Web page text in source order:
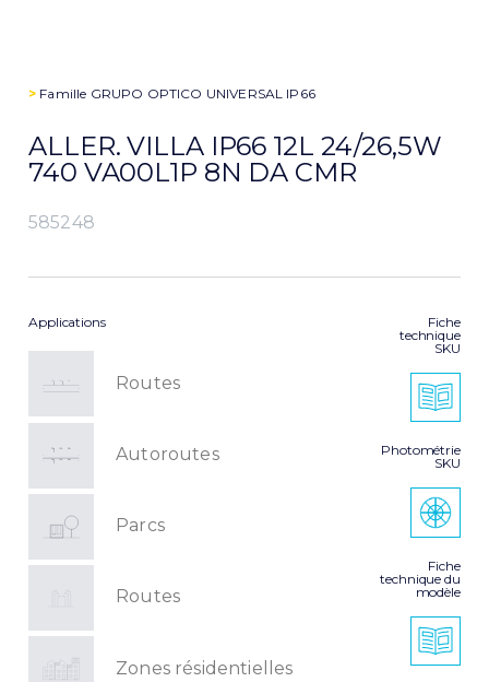
> Famille GRUPO OPTICO UNIVERSAL IP66
ALLER. VILLA IP66 12L 24/26,5W
740 VA00L1P 8N DA CMR
585248
Applications
Routes
Autoroutes
Parcs
Routes
Zones résidentielles
Fiche
technique
SKU
Photométrie
SKU
Fiche
technique du
modèle